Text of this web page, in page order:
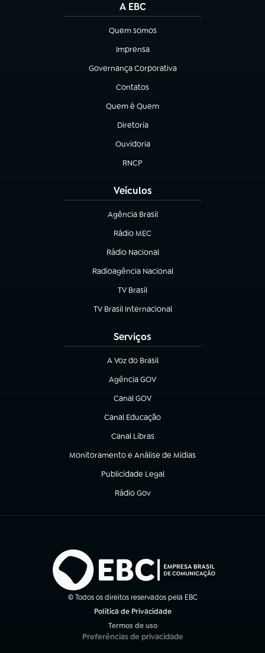
A EBC
Quem somos
(abre em nova aba)
Imprensa
(abre em nova aba)
Governança Corporativa
(abre em nova aba)
Contatos
(abre em nova aba)
Quem é Quem
(abre em nova aba)
Diretoria
(abre em nova aba)
Ouvidoria
(abre em nova aba)
RNCP
(abre em nova aba)
Veículos
Agência Brasil
(abre em nova aba)
Rádio MEC
(abre em nova aba)
Rádio Nacional
Radioagência Nacional
(abre em nova aba)
TV Brasil
(abre em nova aba)
TV Brasil Internacional
(abre em nova aba)
Serviços
A Voz do Brasil
(abre em nova aba)
Agência GOV
(abre em nova aba)
Canal GOV
(abre em nova aba)
Canal Educação
(abre em nova aba)
Canal Libras
(abre em nova aba)
Monitoramento e Análise de Mídias
(abre em nova aba)
Publicidade Legal
(abre em nova aba)
Rádio Gov
(abre em nova aba)
© Todos os direitos reservados pela EBC
Política de Privacidade
Termos de uso
(abre em nova aba)
Preferências de privacidade